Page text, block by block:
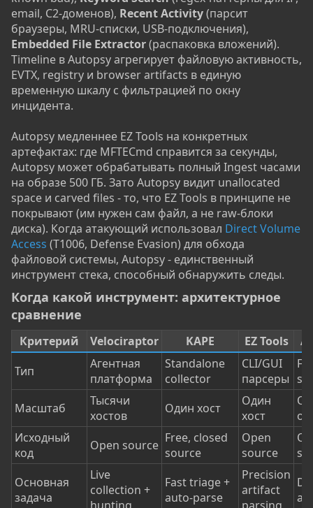
email, C2-доменов), Recent Activity(парсит
браузеры, MRU-списки, USB-подключения),
Embedded File Extractor(распаковка вложений).
Timeline в Autopsy агрегирует файловую активность,
EVTX, registry и browser artifacts в единую
временную шкалу с фильтрацией по окну
инцидента.
Autopsy медленнее EZ Tools на конкретных
артефактах: где MFTECmd справится за секунды,
Autopsy может обрабатывать полный Ingest часами
на образе 500 ГБ. Зато Autopsy видит unallocated
space и carved files - то, что EZ Tools в принципе не
покрывают (им нужен сам файл, а не raw-блоки
диска). Когда атакующий использовал Direct Volume
Access (T1006, Defense Evasion) для обхода
файловой системы, Autopsy - единственный
инструмент стека, способный обнаружить следы.
Когда какой инструмент: архитектурное
сравнение​
Критерий Velociraptor KAPE EZ Tools
Тип
Агентная
платформа
Standalone
collector
CLI/GUI
парсеры
Масштаб
Тысячи
хостов
Один хост
Один
хост
Исходный
код
Open source Free, closed
source
Open
source
Основная
задача
Live
collection +
Fast triage +
auto-parse
Precision
artifact